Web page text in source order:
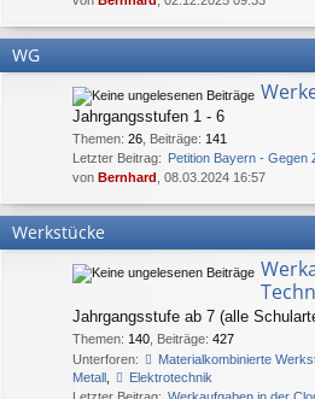
WG
Jahrgangsstufen 1 - 6
Themen: 26 Beiträge: 141
Letzter Beitrag: Petition Bayern - Gegen
von Bernhard , 08.03.2024 16:57
Werkstücke
Jahrgangsstufe ab 7 (alle
Themen: 140 Beiträge: 427
Unterforen:
Materialkombinierte
Metall
Elektrotechnik
Letzter Beitrag: Werkaufgaben in der